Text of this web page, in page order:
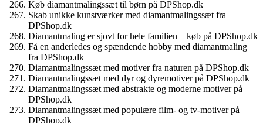
Køb diamantmalingssæt til børn på DPShop.dk
Skab unikke kunstværker med diamantmalingssæt fra
DPShop.dk
Diamantmaling er sjovt for hele familien – køb på DPShop.dk
Få en anderledes og spændende hobby med diamantmaling
fra DPShop.dk
Diamantmalingssæt med motiver fra naturen på DPShop.dk
Diamantmalingssæt med dyr og dyremotiver på DPShop.dk
Diamantmalingssæt med abstrakte og moderne motiver på
DPShop.dk
Diamantmalingssæt med populære film- og tv-motiver på
DPShop.dk